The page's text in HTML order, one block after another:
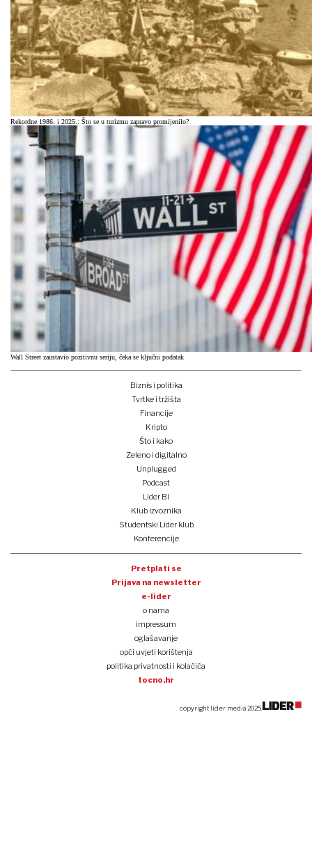
Rekordne 1986. i 2025.: Što se u turizmu zapravo promijenilo?
Wall Street zaustavio pozitivnu seriju, čeka se ključni podatak
Biznis i politika
Tvrtke i tržišta
Financije
Kripto
Što i kako
Zeleno i digitalno
Unplugged
Podcast
Lider BI
Klub izvoznika
Studentski Lider klub
Konferencije
Pretplati se
Prijava na newsletter
e-lider
o nama
impressum
oglašavanje
opći uvjeti korištenja
politika privatnosti i kolačića
tocno.hr
copyright lider media 2025.